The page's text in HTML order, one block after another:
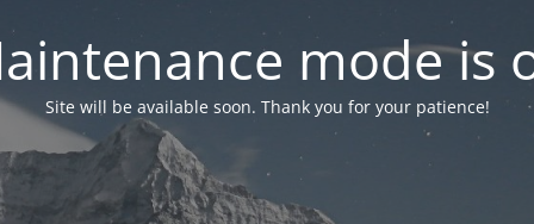
mode is
Site will be available soon. Thank you for your patience!